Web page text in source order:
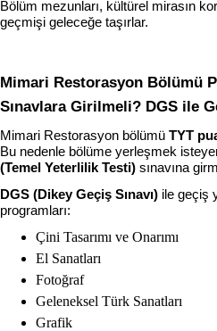
Bölüm mezunları, kültürel mirasın
geçmişi geleceğe taşırlar.
Mimari Restorasyon Bölümü
Sınavlara Girilmeli? DGS ile
Mimari Restorasyon bölümü TYT
Bu nedenle bölüme yerleşmek
(Temel Yeterlilik Testi) sınavına
DGS (Dikey Geçiş Sınavı) ile geçiş
programları:
Çini Tasarımı ve Onarımı
El Sanatları
Fotoğraf
Geleneksel Türk Sanatları
Grafik